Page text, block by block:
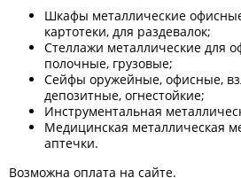
Шкафы металлические
картотеки, для раздевалок;
Стеллажи металлические для
полочные, грузовые;
Сейфы оружейные, офисные,
депозитные, огнестойкие;
Инструментальная
Медицинская металлическая
аптечки.
Возможна оплата на сайте.